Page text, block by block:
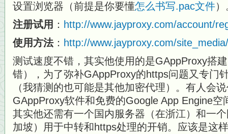
设置浏览器（前提是你要懂怎么书写.pac文件
注册试用 ： http://www.jayproxy.com/account/
使用方法： http://www.jayproxy.com/
测试速度不错，其实他使用的是GAppProxy搭
错），为了弥补GAppProxy的https问题又专门
（我猜测的也可能是其他加密代理）。有人会
GAppProxy软件和免费的Google App Engine
其实他还需有一个国内服务器（在浙江）和一
加坡）用于中转和https处理的开销。应该是这